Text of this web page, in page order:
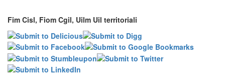
Fim Cisl, Fiom Cgil, Uilm Uil territoriali